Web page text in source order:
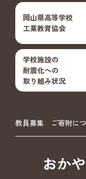
岡山県高等学校
工業教育協会
学校施設の
耐震化への
取り組み状況
教員募集 ご寄附に
おか